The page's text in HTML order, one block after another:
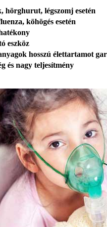
hörghurut, légszomj esetén
köhögés esetén
eszköz
hosszú élettartamot
és nagy teljesítmény